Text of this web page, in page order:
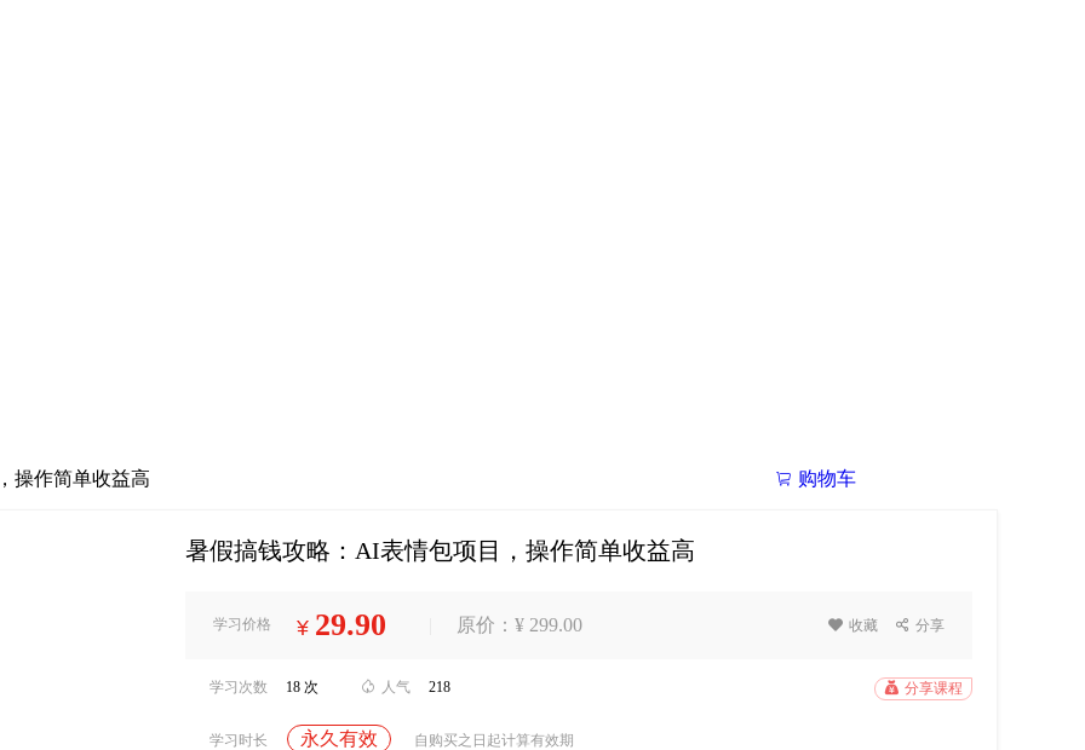
 购物车
操作简单收益高
暑假搞钱攻略：AI表情包项目，操作简单收益高
学习价格 ¥ 29.90 原价：¥ 299.00  收藏  分享
学习次数 18 次  人气 218  分享课程
学习时长 永久有效 自购买之日起计算有效期